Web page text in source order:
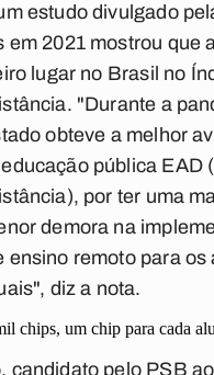
estudo divulgado
em 2021 mostrou que
lugar no Brasil no
"Durante a
obteve a melhor
pública EAD
por ter uma
demora na
ensino remoto para os
diz a nota.
chips, um chip para cada
candidato pelo PSB